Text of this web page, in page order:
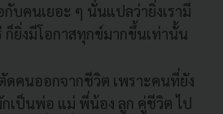
บคนเยอะ ๆ นั่นแปลว่ายิ่งเรามี
ก็ยิ่งมีโอกาสทุกข์มากขึ้นเท่านั้น
คนออกจากชีวิต เพราะคนที่ยัง
เป็นพ่อ แม่ พี่น้อง ลูก คู่ชีวิต ไป